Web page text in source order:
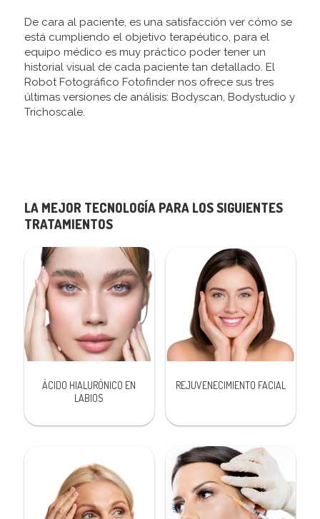
De cara al paciente, es una satisfacción ver cómo se
está cumpliendo el objetivo terapéutico, para el
equipo médico es muy práctico poder tener un
historial visual de cada paciente tan detallado. El
Robot Fotográfico Fotofinder nos ofrece sus tres
últimas versiones de análisis: Bodyscan, Bodystudio y
Trichoscale.
LA MEJOR TECNOLOGÍA PARA LOS SIGUIENTES
TRATAMIENTOS
ÁCIDO HIALURÓNICO EN
LABIOS
REJUVENECIMIENTO FACIAL